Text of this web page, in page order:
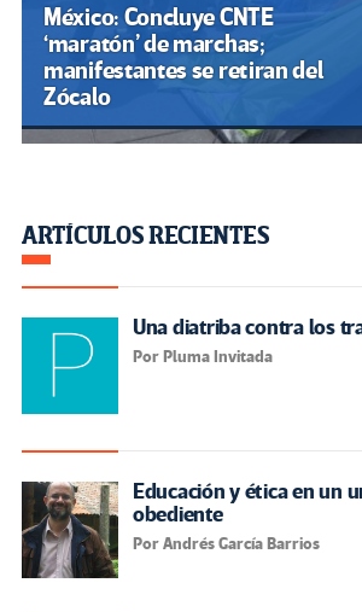
México: Concluye CNTE
‘maratón’ de marchas;
manifestantes se retiran del
Zócalo
ARTÍCULOS RECIENTES
Una diatriba contra los
Por Pluma Invitada
Educación y ética en un
obediente
Por Andrés García Barrios